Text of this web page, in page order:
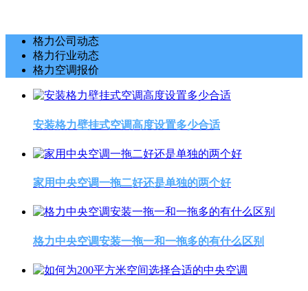
格力公司动态
格力行业动态
格力空调报价
安装格力壁挂式空调高度设置多少合适
家用中央空调一拖二好还是单独的两个好
格力中央空调安装一拖一和一拖多的有什么区别